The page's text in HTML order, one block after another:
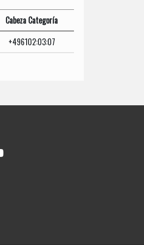
Cabeza Categoría
+496102:03:07